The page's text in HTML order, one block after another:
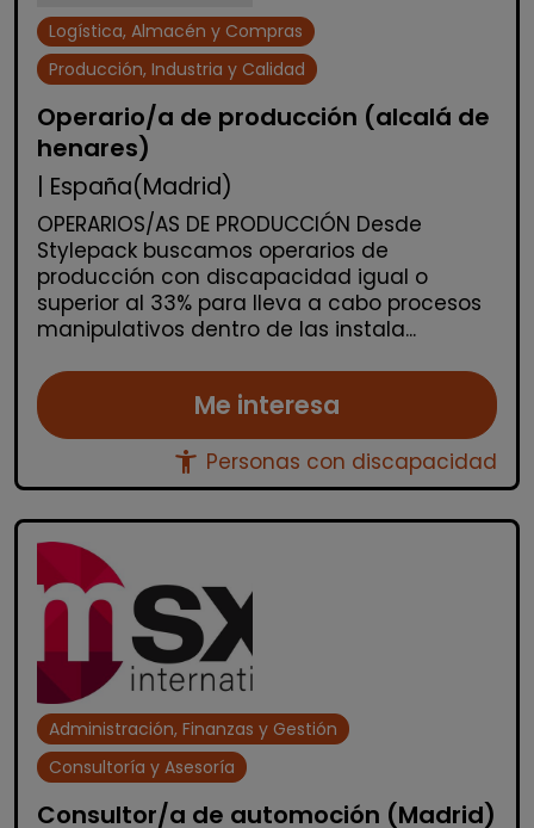
Logística, Almacén y Compras
Producción, Industria y Calidad
Operario/a de producción (alcalá de
henares)
| España(Madrid)
OPERARIOS/AS DE PRODUCCIÓN Desde
Stylepack buscamos operarios de
producción con discapacidad igual o
superior al 33% para lleva a cabo procesos
manipulativos dentro de las instala...
Me interesa
accessibility_new Personas con discapacidad
Administración, Finanzas y Gestión
Consultoría y Asesoría
Consultor/a de automoción (Madrid)